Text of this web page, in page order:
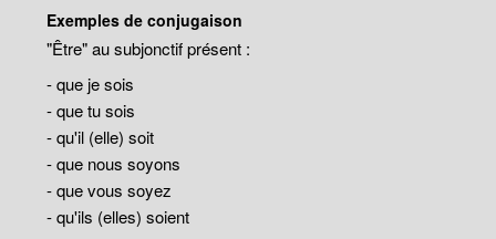
Exemples de conjugaison
"Être" au subjonctif présent :
- que je sois
- que tu sois
- qu'il (elle) soit
- que nous soyons
- que vous soyez
- qu'ils (elles) soient